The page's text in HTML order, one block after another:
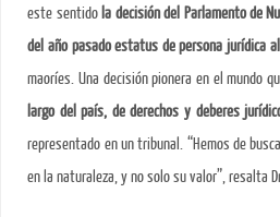
este sentido la decisión del Parlamento de
del año pasado estatus de persona jurídica
maoríes. Una decisión pionera en el mundo
largo del país, de derechos y deberes
representado en un tribunal. “Hemos de
en la naturaleza, y no solo su valor”, resalta